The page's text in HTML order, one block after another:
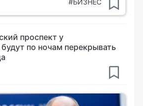
#БИЗНЕС
проспект у
по ночам перекрывать